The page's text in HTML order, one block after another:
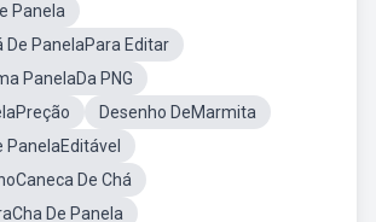
Panela
De PanelaPara Editar
PanelaDa PNG
Desenho DeMarmita
PanelaEditável
De Chá
De Panela